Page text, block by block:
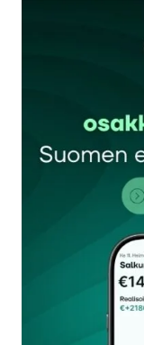
kentät on
Kommentti*